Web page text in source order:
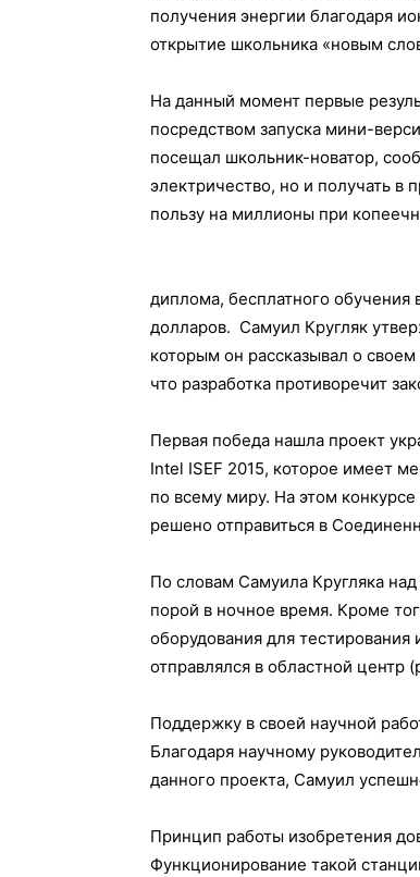
получения энергии благодаря
открытие школьника «новым
На данный момент первые
посредством запуска мини-
посещал школьник-новатор,
электричество, но и получать в
пользу на миллионы при
диплома, бесплатного
долларов. Самуил Кругляк
которым он рассказывал о
что разработка противоречит
Первая победа нашла проект
Intel ISEF 2015, которое имеет
по всему миру. На этом
решено отправиться в
По словам Самуила Кругляка
порой в ночное время. Кроме
оборудования для
отправлялся в областной центр
Поддержку в своей научной
Благодаря научному
данного проекта, Самуил
Принцип работы изобретения
Функционирование такой